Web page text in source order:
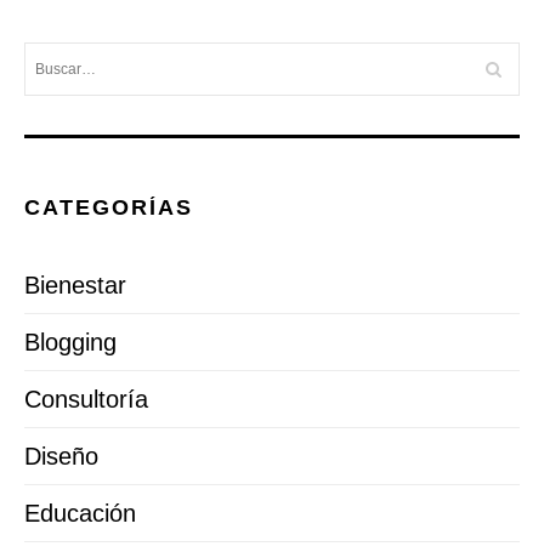
CATEGORÍAS
Bienestar
Blogging
Consultoría
Diseño
Educación